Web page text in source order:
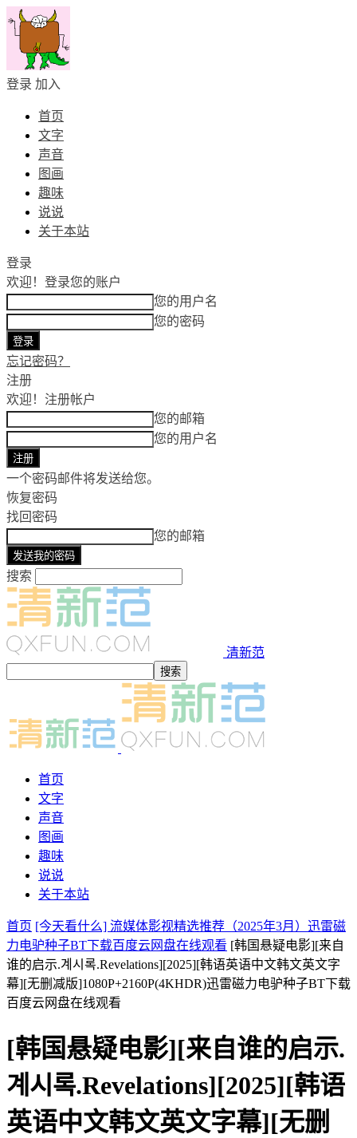
登录 加入
首页
文字
声音
图画
趣味
说说
关于本站
登录
欢迎！ 登录您的账户
您的用户名
您的密码
忘记密码？
注册
欢迎！ 注册帐户
您的邮箱
您的用户名
一个密码邮件将发送给您。
恢复密码
找回密码
您的邮箱
搜索
清新范
首页
文字
声音
图画
趣味
说说
关于本站
首页 [今天看什么] 流媒体影视精选推荐（2025年3月）迅雷磁
力电驴种子BT下载百度云网盘在线观看 [韩国悬疑电影][来自
谁的启示.계시록.Revelations][2025][韩语英语中文韩文英文字
幕][无删减版]1080P+2160P(4KHDR)迅雷磁力电驴种子BT下载
百度云网盘在线观看
[韩国悬疑电影][来自谁的启示.
계시록.Revelations][2025][韩语
英语中文韩文英文字幕][无删